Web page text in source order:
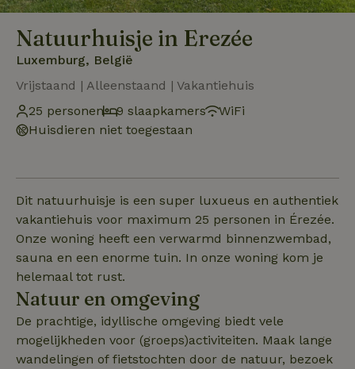
Natuurhuisje in Erezée
Luxemburg, België
Vrijstaand | Alleenstaand | Vakantiehuis
25 personen
9 slaapkamers
WiFi
Huisdieren niet toegestaan
Dit natuurhuisje is een super luxueus en authentiek
vakantiehuis voor maximum 25 personen in Érezée.
Onze woning heeft een verwarmd binnenzwembad,
sauna en een enorme tuin. In onze woning kom je
helemaal tot rust.
Natuur en omgeving
De prachtige, idyllische omgeving biedt vele
mogelijkheden voor (groeps)activiteiten. Maak lange
wandelingen of fietstochten door de natuur, bezoek